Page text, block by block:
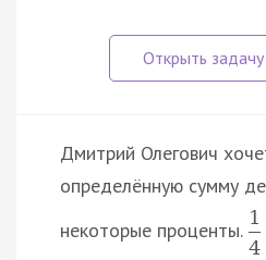
Дмитрий Олегович
определённую сумму
некоторые проценты.
1
4